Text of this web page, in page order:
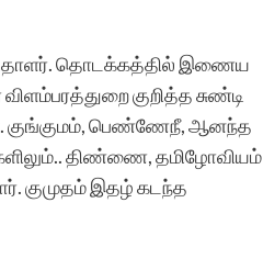
தொடக்கத்தில் இணைய
குறித்த சுண்டி
குங்குமம், பெண்ணேநீ, ஆனந்த
திண்ணை, தமிழோவியம்
குமுதம் இதழ் கடந்த